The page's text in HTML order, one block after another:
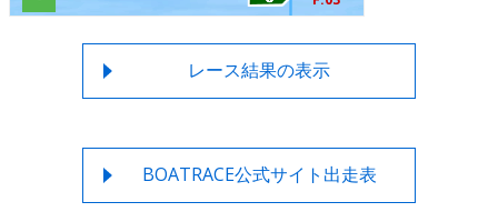
レース結果の表示
BOATRACE公式サイト出走表